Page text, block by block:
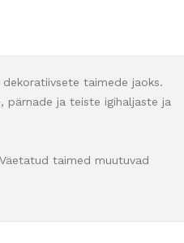
taimede jaoks.
pärnade ja teiste igihaljaste ja
taimed muutuvad